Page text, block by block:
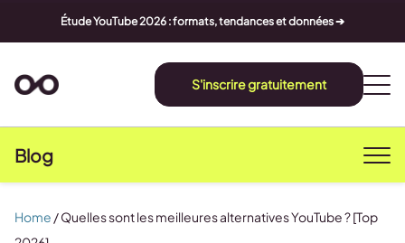
Étude YouTube 2026 : formats, tendances et données ➔
S'inscrire gratuitement
Blog
Home /Quelles sont les meilleures alternatives YouTube ? [Top